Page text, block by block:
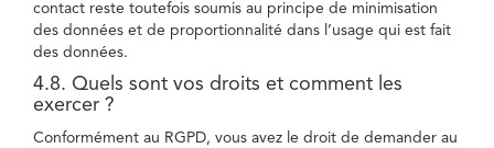
contact reste toutefois soumis au principe de minimisation
des données et de proportionnalité dans l’usage qui est fait
des données.
4.8. Quels sont vos droits et comment les
exercer ?
Conformément au RGPD, vous avez le droit de demander au